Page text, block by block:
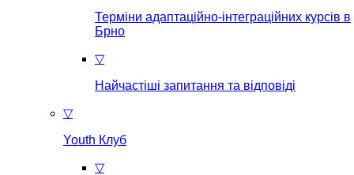
Терміни адаптаційно-інтеграційних курсів в
Брно
▽
Найчастіші запитання та відповіді
▽
Youth Клуб
▽